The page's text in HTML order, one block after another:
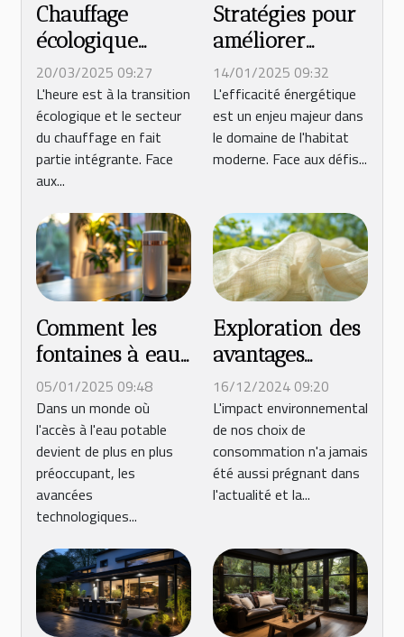
Chauffage
écologique
alternatives
rentables pour
un habitat
durable
20/03/2025 09:27
L'heure est à la transition
écologique et le secteur
du chauffage en fait
partie intégrante. Face
aux...
Stratégies pour
améliorer
l'efficacité
énergétique
dans l'habitat
moderne
14/01/2025 09:32
L'efficacité énergétique
est un enjeu majeur dans
le domaine de l'habitat
moderne. Face aux défis...
Comment les
fontaines à eau
atmosphérique
transforment
l'air en eau
potable
05/01/2025 09:48
Dans un monde où
l'accès à l'eau potable
devient de plus en plus
préoccupant, les
avancées
technologiques...
Exploration des
avantages
écologiques de
la gaze de coton
16/12/2024 09:20
L'impact environnemental
de nos choix de
consommation n'a jamais
été aussi prégnant dans
l'actualité et la...